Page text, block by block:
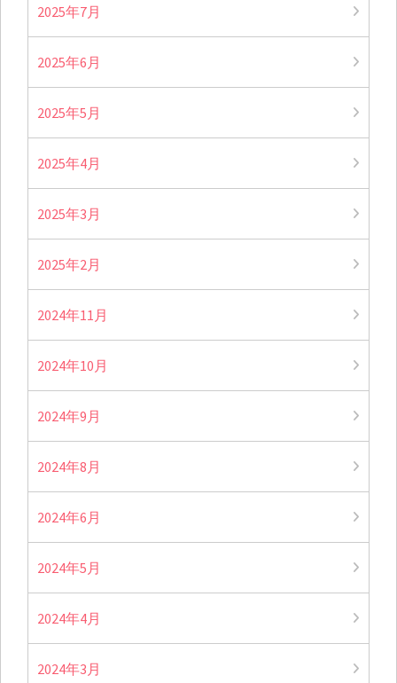
2025年7月
2025年6月
2025年5月
2025年4月
2025年3月
2025年2月
2024年11月
2024年10月
2024年9月
2024年8月
2024年6月
2024年5月
2024年4月
2024年3月